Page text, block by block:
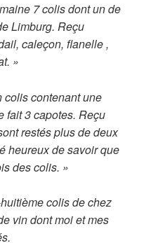
7 colis dont un de
Limburg. Reçu
caleçon, flanelle ,
»
colis contenant une
fait 3 capotes. Reçu
restés plus de deux
heureux de savoir que
des colis. »
colis de chez
vin dont moi et mes